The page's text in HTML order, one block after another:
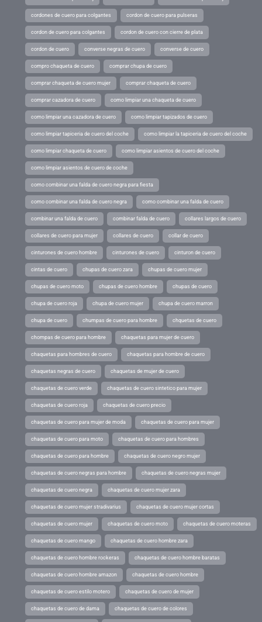
cordones de cuero para colgantes cordon de cuero para pulseras
cordon de cuero para colgantes cordon de cuero con cierre de plata
cordon de cuero converse negras de cuero converse de cuero
compro chaqueta de cuero comprar chupa de cuero
comprar chaqueta de cuero mujer comprar chaqueta de cuero
comprar cazadora de cuero como limpiar una chaqueta de cuero
como limpiar una cazadora de cuero como limpiar tapizados de cuero
como limpiar tapiceria de cuero del coche como limpiar la tapiceria de cuero del coche
como limpiar chaqueta de cuero como limpiar asientos de cuero del coche
como limpiar asientos de cuero de coche
como combinar una falda de cuero negra para fiesta
como combinar una falda de cuero negra como combinar una falda de cuero
combinar una falda de cuero combinar falda de cuero collares largos de cuero
collares de cuero para mujer collares de cuero collar de cuero
cinturones de cuero hombre cinturones de cuero cinturon de cuero
cintas de cuero chupas de cuero zara chupas de cuero mujer
chupas de cuero moto chupas de cuero hombre chupas de cuero
chupa de cuero roja chupa de cuero mujer chupa de cuero marron
chupa de cuero chumpas de cuero para hombre chquetas de cuero
chompas de cuero para hombre chaquetas para mujer de cuero
chaquetas para hombres de cuero chaquetas para hombre de cuero
chaquetas negras de cuero chaquetas de mujer de cuero
chaquetas de cuero verde chaquetas de cuero sintetico para mujer
chaquetas de cuero roja chaquetas de cuero precio
chaquetas de cuero para mujer de moda chaquetas de cuero para mujer
chaquetas de cuero para moto chaquetas de cuero para hombres
chaquetas de cuero para hombre chaquetas de cuero negro mujer
chaquetas de cuero negras para hombre chaquetas de cuero negras mujer
chaquetas de cuero negra chaquetas de cuero mujer zara
chaquetas de cuero mujer stradivarius chaquetas de cuero mujer cortas
chaquetas de cuero mujer chaquetas de cuero moto chaquetas de cuero moteras
chaquetas de cuero mango chaquetas de cuero hombre zara
chaquetas de cuero hombre rockeras chaquetas de cuero hombre baratas
chaquetas de cuero hombre amazon chaquetas de cuero hombre
chaquetas de cuero estilo motero chaquetas de cuero de mujer
chaquetas de cuero de dama chaquetas de cuero de colores